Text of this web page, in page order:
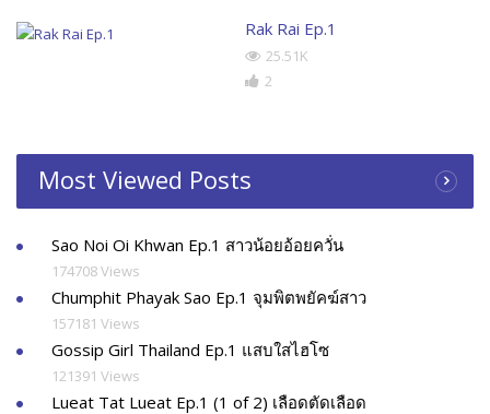
Rak Rai Ep.1
25.51K
2
Most Viewed Posts
Sao Noi Oi Khwan Ep.1 สาวน้อยอ้อยควั่น
174708 Views
Chumphit Phayak Sao Ep.1 จุมพิตพยัคฆ์สาว
157181 Views
Gossip Girl Thailand Ep.1 แสบใสไฮโซ
121391 Views
Lueat Tat Lueat Ep.1 (1 of 2) เลือดตัดเลือด